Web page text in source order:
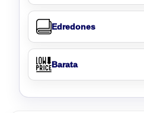
Edredones
Barata